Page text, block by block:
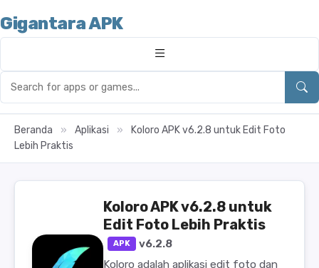
Gigantara APK
Beranda » Aplikasi »
Koloro APK v6.2.8 untuk Edit Foto
Lebih Praktis
Koloro APK v6.2.8 untuk
Edit Foto Lebih Praktis
APK
v6.2.8
Koloro adalah aplikasi edit foto dan